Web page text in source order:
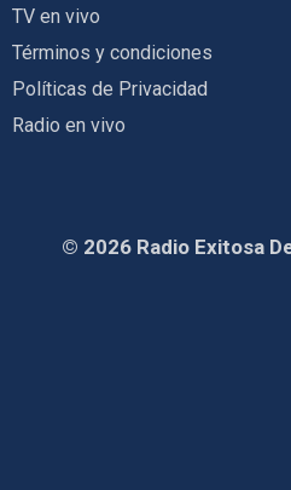
TV en vivo
Términos y condiciones
Políticas de Privacidad
Radio en vivo
© 2026 Radio Exitosa